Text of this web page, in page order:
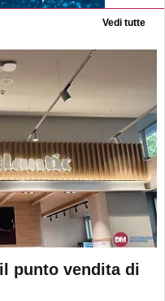
Vedi tutte
punto vendita di